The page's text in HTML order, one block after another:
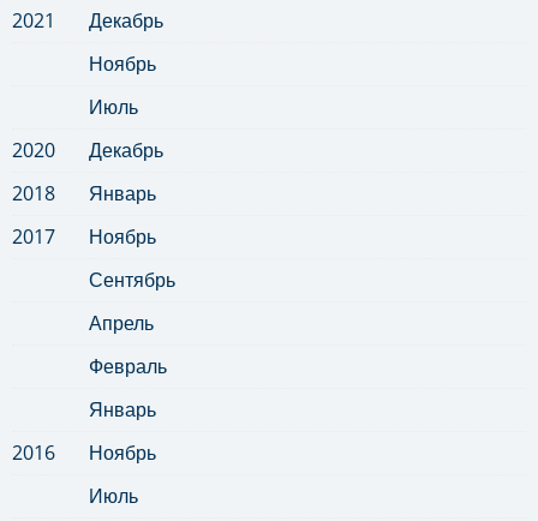
2021
Декабрь
Ноябрь
Июль
2020
Декабрь
2018
Январь
2017
Ноябрь
Сентябрь
Апрель
Февраль
Январь
2016
Ноябрь
Июль